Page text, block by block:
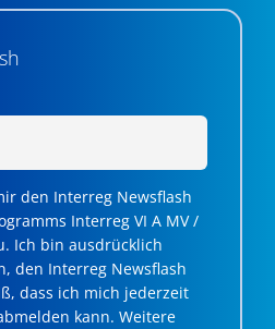
den Interreg Newsflash
Interreg VI A MV /
Ich bin ausdrücklich
den Interreg Newsflash
dass ich mich jederzeit
kann. Weitere